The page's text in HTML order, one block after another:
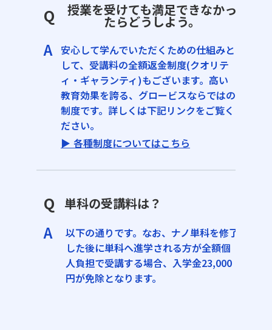
Q 授業を受けても満足できなかっ
たらどうしよう。
A 安心して学んでいただくための仕組みと
して、受講料の全額返金制度(クオリテ
ィ・ギャランティ)もございます。高い
教育効果を誇る、グロービスならではの
制度です。詳しくは下記リンクをご覧く
ださい。
▶︎ 各種制度についてはこちら
Q 単科の受講料は？
A
以下の通りです。なお、ナノ単科を修了
した後に単科へ進学される方が全額個
人負担で受講する場合、入学金23,000
円が免除となります。